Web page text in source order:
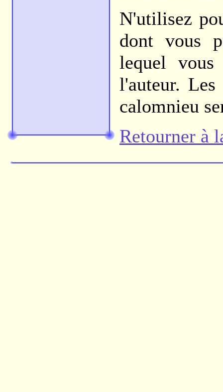
N'utilisez
dont vous
lequel vous
l'auteur.
calomnieu
Retourner à